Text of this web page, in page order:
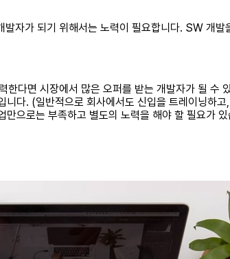
자가 되기 위해서는 노력이 필요합니다. SW 개
다면 시장에서 많은 오퍼를 받는 개발자가 될 수
다. (일반적으로 회사에서도 신입을 트레이닝하
으로는 부족하고 별도의 노력을 해야 할 필요가 있